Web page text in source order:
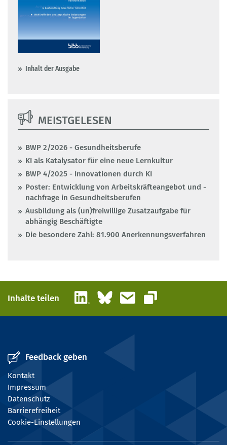
Inhalt der Ausgabe
MEISTGELESEN
BWP 2/2026 - Gesundheitsberufe
KI als Katalysator für eine neue Lernkultur
BWP 4/2025 - Innovationen durch KI
Poster: Entwicklung von Arbeitskräfteangebot und -
nachfrage in Gesundheitsberufen
Ausbildung als (un)freiwillige Zusatzaufgabe für
abhängig Beschäftigte
Die besondere Zahl: 81.900 Anerkennungsverfahren
Inhalte teilen LinkedInBlueskyE-Mail
Link kopieren
Feedback geben
Kontakt
Impressum
Datenschutz
Barrierefreiheit
Cookie-Einstellungen